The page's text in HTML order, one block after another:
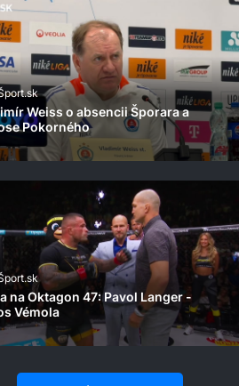
Weiss o absencii Šporara a
Pokorného
na Oktagon 47: Pavol Langer -
Vémola